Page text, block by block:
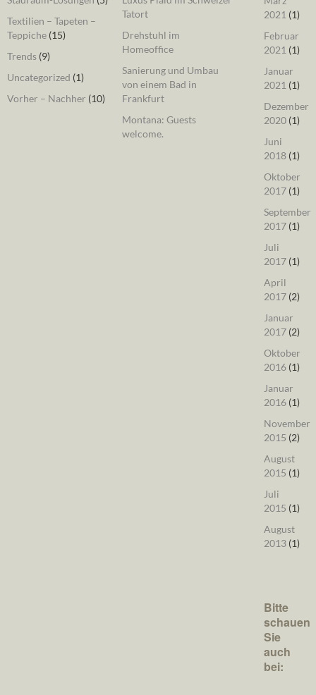
Textilien – Tapeten –
Teppiche (15)
Trends (9)
Uncategorized (1)
Vorher – Nachher (10)
Tatort
Drehstuhl im
Homeoffice
Sanierung und Umbau
von einem Bad in
Frankfurt
Montana: Guests
welcome.
2021 (1)
Februar
2021 (1)
Januar
2021 (1)
Dezember
2020(1)
Juni
2018(1)
Oktober
2017(1)
September
2017(1)
Juli
2017(1)
April
2017(2)
Januar
2017(2)
Oktober
2016(1)
Januar
2016(1)
November
2015 (2)
August
2015 (1)
Juli
2015 (1)
August
2013(1)
Bitte
schauen
Sie
auch
bei: